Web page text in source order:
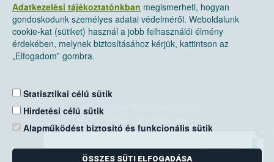
Adatkezelési tájékoztatónkban megismerheti, hogyan
gondoskodunk személyes adatai védelméről. Weboldalunk
cookie-kat (sütiket) használ a jobb felhasználói élmény
érdekében, melynek biztosításához kérjük, kattintson az
„Elfogadom” gombra.
Statisztikai célú sütik
Hirdetési célú sütik
Alapműködést biztosító és funkcionális sütik
ÖSSZES SÜTI ELFOGADÁSA
Nemzeti Élelmiszerlánc-biztonsági Hivatal
Levelezési cím: 1525 Budapest. Pf. 30.